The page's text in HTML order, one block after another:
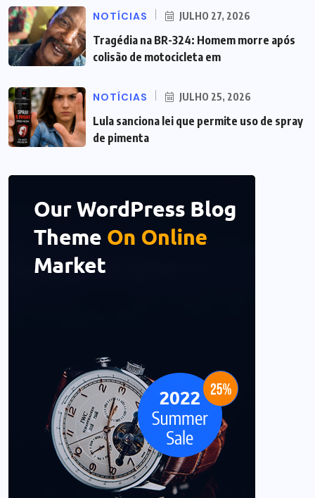
NOTÍCIAS JULHO 27, 2026
Tragédia na BR-324: Homem morre após
colisão de motocicleta em
NOTÍCIAS JULHO 25, 2026
Lula sanciona lei que permite uso de spray
de pimenta